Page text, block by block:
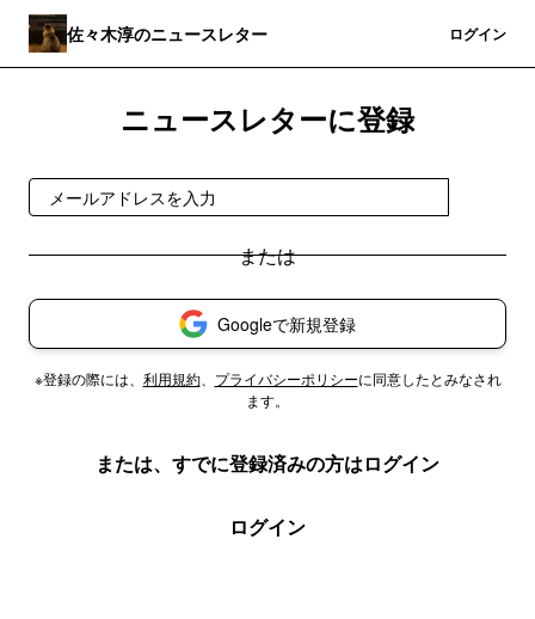
佐々木淳のニュースレター ログイン
ニュースレターに登録
Googleで新規登録
※登録の際には、 利用規約、 プライバシーポリシーに同意したとみなされ
ます。
または、すでに登録済みの方はログイン
ログイン